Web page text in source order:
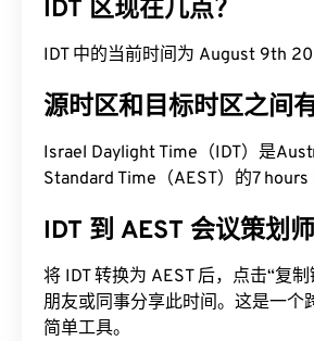
IDT 区现在几点？
IDT 中的当前时间为 August 9th
源时区和目标时区之间
Israel Daylight Time（IDT）是
Standard Time（AEST）的7 hours
IDT 到 AEST 会议策划师
将 IDT 转换为 AEST 后，点击“复
朋友或同事分享此时间。这是一个
简单工具。